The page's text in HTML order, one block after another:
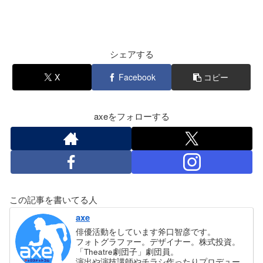
シェアする
X Facebook コピー
axeをフォローする
この記事を書いてる人
axe
俳優活動をしています斧口智彦です。
フォトグラファー。デザイナー。株式投資。
「Theatre劇団子」劇団員。